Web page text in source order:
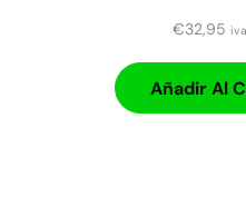
€32,95
Añadir Al